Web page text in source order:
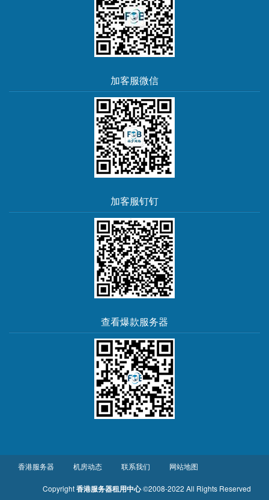
加客服微信
加客服钉钉
查看爆款服务器
香港服务器 机房动态 联系我们 网站地图
Copyright香港服务器租用中心©2008-2022 All Rights Reserved